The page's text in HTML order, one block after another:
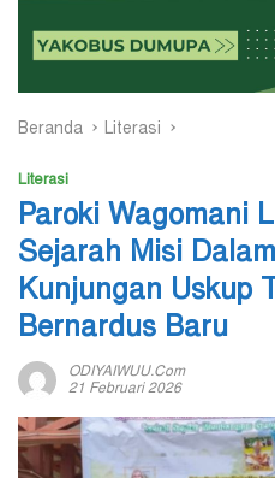
Beranda Literasi
Literasi
Paroki Wagomani
Sejarah Misi
Kunjungan Uskup
Bernardus Baru
ODIYAIWUU.com
21 Februari 2026